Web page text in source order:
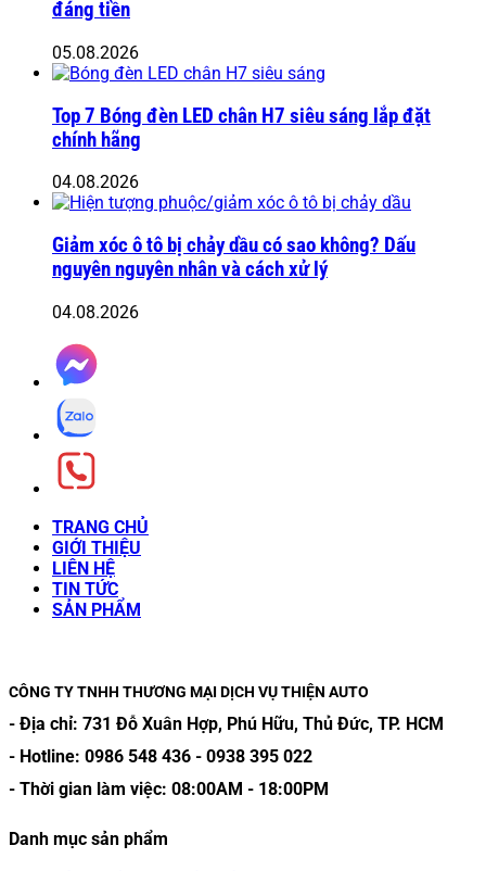
đáng tiền
05.08.2026
Top 7 Bóng đèn LED chân H7 siêu sáng lắp đặt
chính hãng
04.08.2026
Giảm xóc ô tô bị chảy dầu có sao không? Dấu
nguyên nguyên nhân và cách xử lý
04.08.2026
TRANG CHỦ
GIỚI THIỆU
LIÊN HỆ
TIN TỨC
SẢN PHẨM
CÔNG TY TNHH THƯƠNG MẠI DỊCH VỤ THIỆN AUTO
- Địa chỉ: 731 Đỗ Xuân Hợp, Phú Hữu, Thủ Đức, TP. HCM
- Hotline: 0986 548 436 - 0938 395 022
- Thời gian làm việc: 08:00AM - 18:00PM
Danh mục sản phẩm